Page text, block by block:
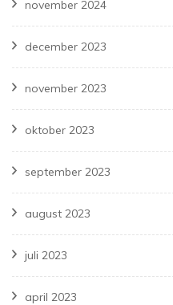
november 2024
december 2023
november 2023
oktober 2023
september 2023
august 2023
juli 2023
april 2023